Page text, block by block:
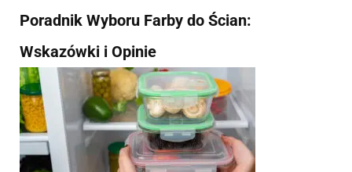
Poradnik Wyboru Farby do Ścian:
Wskazówki i Opinie